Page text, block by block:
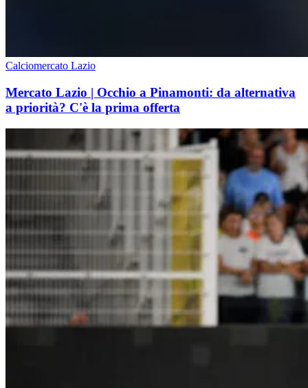
Calciomercato Lazio
Mercato Lazio | Occhio a Pinamonti: da alternativa
a priorità? C'è la prima offerta